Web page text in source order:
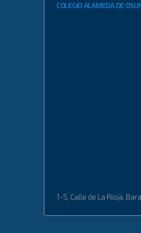
COLEGIO ALAMEDA DE
1-5, Calle de La Rioja,